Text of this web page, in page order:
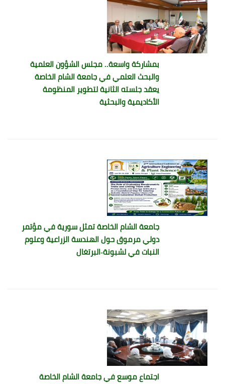
بمشاركة واسعة.. مجلس الشؤون العلمية
والبحث العلمي في جامعة الشام الخاصة
يعقد جلسته الثانية لتطوير المنظومة
الأكاديمية والبحثية
جامعة الشام الخاصة تمثل سورية في مؤتمر
دولي مرموق حول الهندسة الزراعية وعلوم
النبات في لشبونة-البرتغال
اجتماع موسع في جامعة الشام الخاصة